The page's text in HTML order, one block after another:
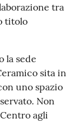
tra
titolo
la sede
sita in
uno spazio
Non
agli